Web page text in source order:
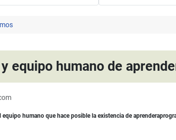
equipo humano de
humano que hace posible la existencia de